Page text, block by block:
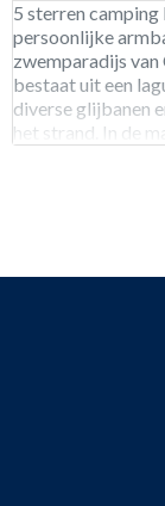
5 sterren
persoonlijke
zwemparadijs van
bestaat uit een
diverse glijbanen
het strand. In de